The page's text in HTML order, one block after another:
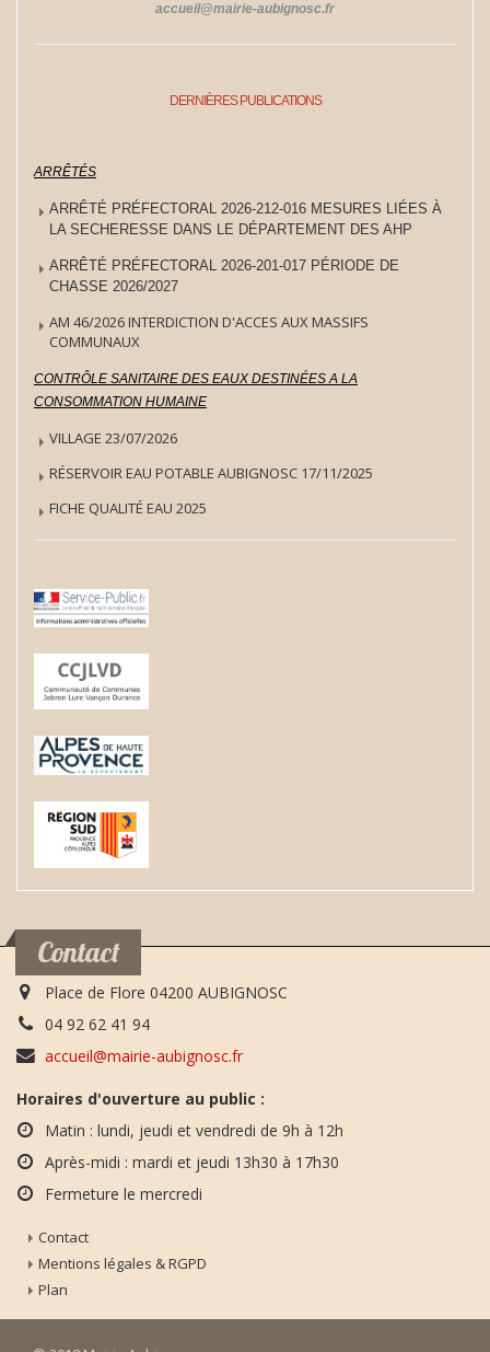
​​​​​​​accueil@mairie-aubignosc.fr
DERNIÈRES PUBLICATIONS
ARRÊTÉS
ARRÊTÉ PRÉFECTORAL 2026-212-016 MESURES LIÉES À
LA SECHERESSE DANS LE DÉPARTEMENT DES AHP
ARRÊTÉ PRÉFECTORAL 2026-201-017 PÉRIODE DE
CHASSE 2026/2027
AM 46/2026 INTERDICTION D'ACCES AUX MASSIFS
COMMUNAUX
CONTRÔLE SANITAIRE DES EAUX DESTINÉES A LA
CONSOMMATION HUMAINE
VILLAGE 23/07/2026
RÉSERVOIR EAU POTABLE AUBIGNOSC 17/11/2025
FICHE QUALITÉ EAU 2025
Contact
Place de Flore 04200 AUBIGNOSC
04 92 62 41 94
accueil@mairie-aubignosc.fr
Horaires d'ouverture au public :
Matin : lundi, jeudi et vendredi de 9h à 12h
Après-midi : mardi et jeudi 13h30 à 17h30
Fermeture le mercredi
Contact
Mentions légales & RGPD
Plan